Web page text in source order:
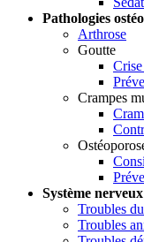
Pathologies
Arthrose
Goutte
Crampes
Système nerveux
Troubles
Troubles